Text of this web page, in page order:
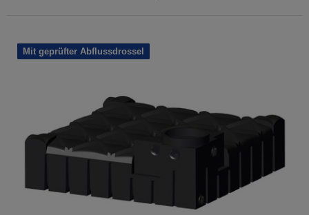
Mit geprüfter Abflussdrossel